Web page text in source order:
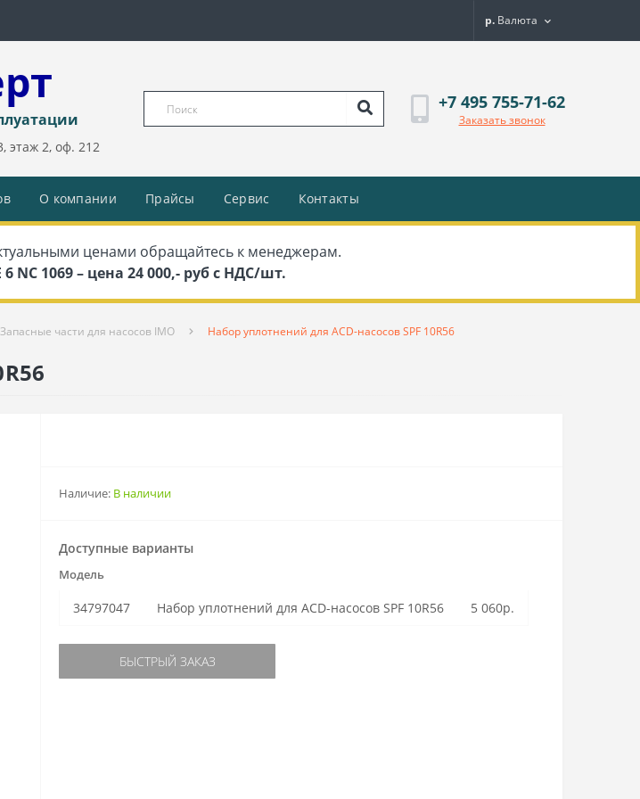
р. Валюта
этаж 2, оф. 212
+7 495 755-71-62
Заказать звонок
О компании Прайсы Сервис Контакты
ценами обращайтесь к менеджерам.
NC 1069 – цена 24 000,- руб с НДС/шт.
Запасные части для насосов IMO Набор уплотнений для ACD-насосов SPF 10R56
Наличие: В наличии
Доступные варианты
Модель
34797047 Набор уплотнений для ACD-насосов SPF 10R56 5 060р.
БЫСТРЫЙ ЗАКАЗ